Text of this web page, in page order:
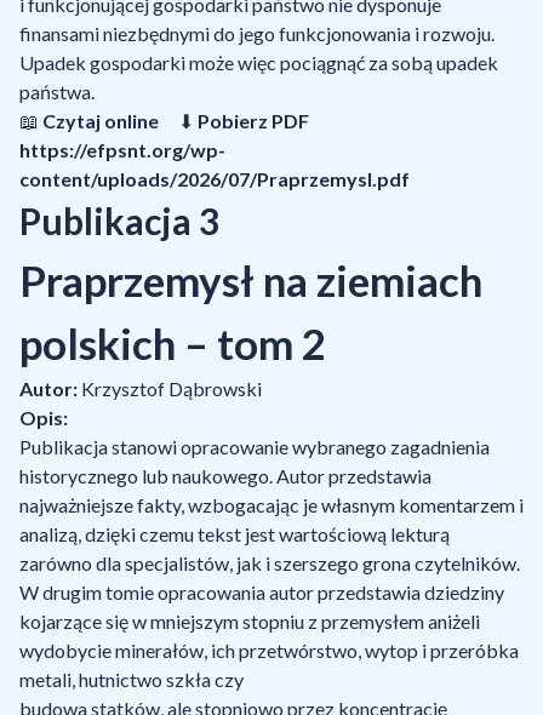
finansami niezbędnymi do jego funkcjonowania i rozwoju.
Upadek gospodarki może więc pociągnąć za sobą upadek
państwa.
📖 Czytaj online ⬇ Pobierz PDF
https://efpsnt.org/wp-
content/uploads/2026/07/Praprzemysl.pdf
Publikacja 3
Praprzemysł na ziemiach
polskich – tom 2
Autor: Krzysztof Dąbrowski
Opis:
Publikacja stanowi opracowanie wybranego zagadnienia
historycznego lub naukowego. Autor przedstawia
najważniejsze fakty, wzbogacając je własnym komentarzem i
analizą, dzięki czemu tekst jest wartościową lekturą
zarówno dla specjalistów, jak i szerszego grona czytelników.
W drugim tomie opracowania autor przedstawia dziedziny
kojarzące się w mniejszym stopniu z przemysłem aniżeli
wydobycie minerałów, ich przetwórstwo, wytop i przeróbka
metali, hutnictwo szkła czy
budowa statków, ale stopniowo przez koncentrację